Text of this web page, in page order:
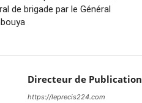
de brigade par le Général
Directeur de Publication
https://leprecis224.com